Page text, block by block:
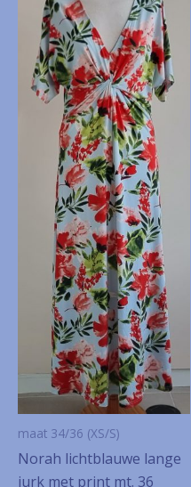
maat 34/36 (XS/S)
Norah lichtblauwe lange
jurk met print mt. 36